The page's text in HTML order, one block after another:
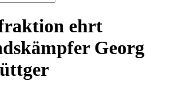
ehrt
Georg